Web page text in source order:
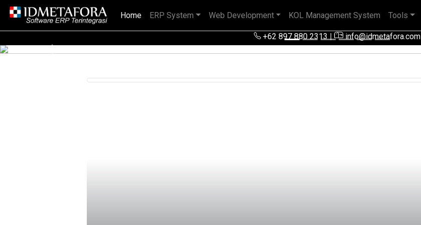
+62 897 880 2313| info@idmetafora.com
Home (current)
ERP System Web Development KOL Management System Tools
nasional, BUMN maupun perusahaan multinasional.
Previous